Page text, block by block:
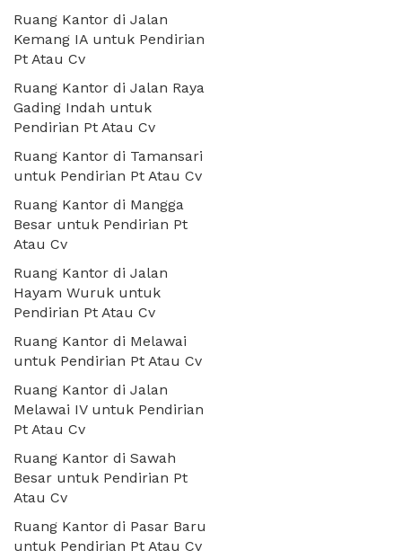
Ruang Kantor di Jalan
Kemang IA untuk Pendirian
Pt Atau Cv
Ruang Kantor di Jalan Raya
Gading Indah untuk
Pendirian Pt Atau Cv
Ruang Kantor di Tamansari
untuk Pendirian Pt Atau Cv
Ruang Kantor di Mangga
Besar untuk Pendirian Pt
Atau Cv
Ruang Kantor di Jalan
Hayam Wuruk untuk
Pendirian Pt Atau Cv
Ruang Kantor di Melawai
untuk Pendirian Pt Atau Cv
Ruang Kantor di Jalan
Melawai IV untuk Pendirian
Pt Atau Cv
Ruang Kantor di Sawah
Besar untuk Pendirian Pt
Atau Cv
Ruang Kantor di Pasar Baru
untuk Pendirian Pt Atau Cv